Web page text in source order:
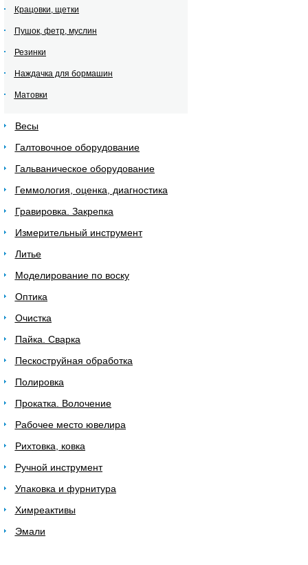
Крацовки, щетки
Пушок, фетр, муслин
Резинки
Наждачка для бормашин
Матовки
Весы
Галтовочное оборудование
Гальваническое оборудование
Геммология, оценка, диагностика
Гравировка. Закрепка
Измерительный инструмент
Литье
Моделирование по воску
Оптика
Очистка
Пайка. Сварка
Пескоструйная обработка
Полировка
Прокатка. Волочение
Рабочее место ювелира
Рихтовка, ковка
Ручной инструмент
Упаковка и фурнитура
Химреактивы
Эмали